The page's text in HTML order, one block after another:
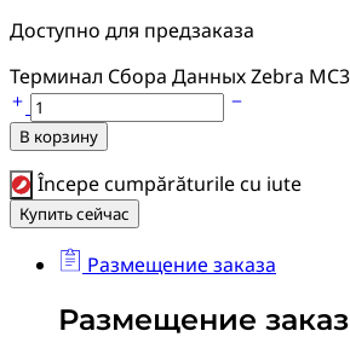
Доступно для предзаказа
Терминал Сбора Данных Zebra
В корзину
Începe cumpărăturile cu iute
Купить сейчас
Размещение заказа
Размещение